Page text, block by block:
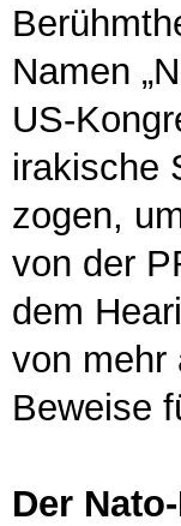
Namen
US-
irakische
zogen,
von der
dem
von mehr
Beweise
Der